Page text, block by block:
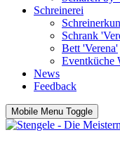
Schreinerei
Schrank
Bett 'Verena'
Eventküche
News
Feedback
Mobile Menu Toggle